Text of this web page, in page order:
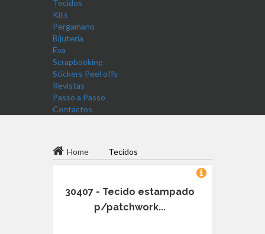
Tecidos
Kits
Pergamano
Bijuteria
Eva
Scrapbooking
Stickers Peel offs
Revistas
Passo a Passo
Contactos
Home Tecidos
30407 - Tecido estampado
p/patchwork...